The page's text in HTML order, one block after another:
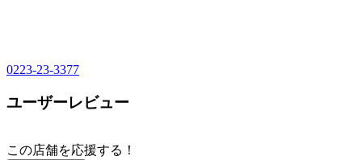
0223-23-3377
ユーザーレビュー
この店舗を応援する！